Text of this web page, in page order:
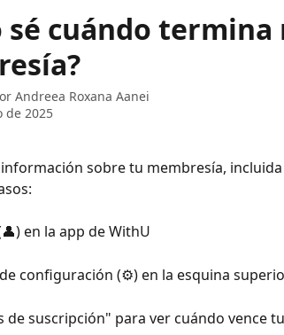
sé cuándo termina
Andreea Roxana Aanei
de 2025
sobre tu membresía,
en la app de WithU
configuración (⚙️) en la esquina
de suscripción" para ver cuándo vence